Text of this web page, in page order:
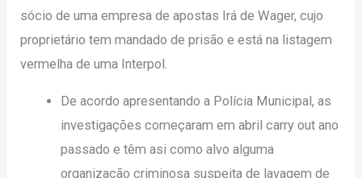
sócio de uma empresa de apostas Irá de Wager, cujo
proprietário tem mandado de prisão e está na listagem
vermelha de uma Interpol.
De acordo apresentando a Polícia Municipal, as
investigações começaram em abril carry out ano
passado e têm asi como alvo alguma
organização criminosa suspeita de lavagem de